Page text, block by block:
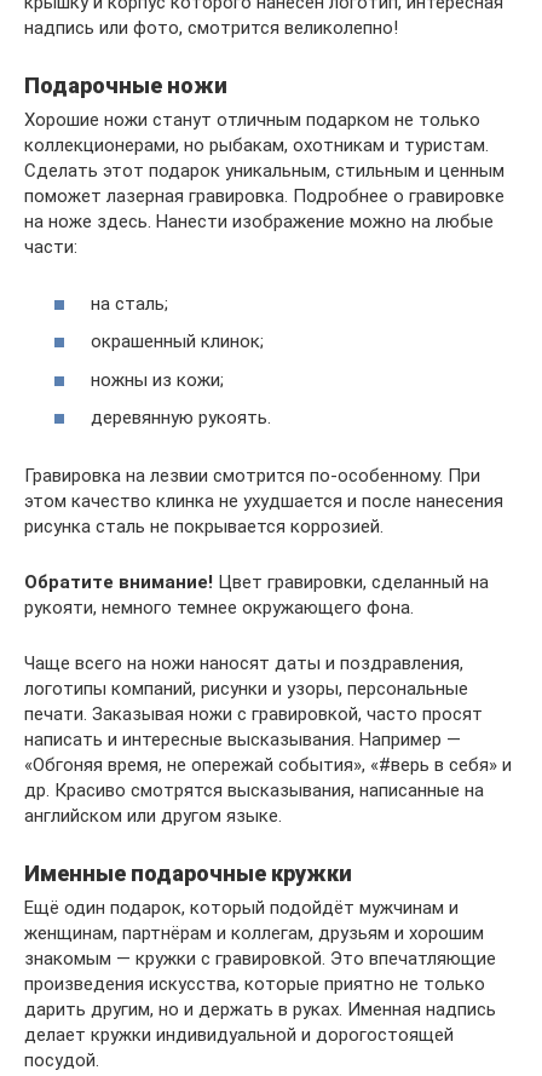
надпись или фото, смотрится великолепно!
Подарочные ножи
Хорошие ножи станут отличным подарком не только
коллекционерами, но рыбакам, охотникам и туристам.
Сделать этот подарок уникальным, стильным и ценным
поможет лазерная гравировка. Подробнее о гравировке
на ноже здесь. Нанести изображение можно на любые
части:
на сталь;
окрашенный клинок;
ножны из кожи;
деревянную рукоять.
Гравировка на лезвии смотрится по-особенному. При
этом качество клинка не ухудшается и после нанесения
рисунка сталь не покрывается коррозией.
Обратите внимание! Цвет гравировки, сделанный на
рукояти, немного темнее окружающего фона.
Чаще всего на ножи наносят даты и поздравления,
логотипы компаний, рисунки и узоры, персональные
печати. Заказывая ножи с гравировкой, часто просят
написать и интересные высказывания. Например —
«Обгоняя время, не опережай события», «#верь в себя» и
др. Красиво смотрятся высказывания, написанные на
английском или другом языке.
Именные подарочные кружки
Ещё один подарок, который подойдёт мужчинам и
женщинам, партнёрам и коллегам, друзьям и хорошим
знакомым — кружки с гравировкой. Это впечатляющие
произведения искусства, которые приятно не только
дарить другим, но и держать в руках. Именная надпись
делает кружки индивидуальной и дорогостоящей
посудой.